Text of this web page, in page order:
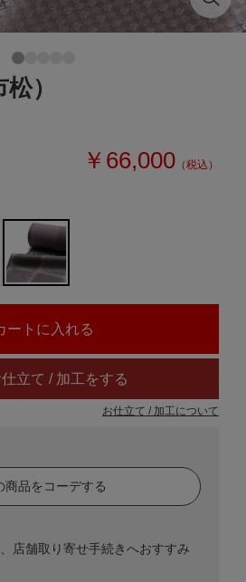
）
￥66,000 （税込）
立て / 加工をする
お仕立て / 加工について
商品をコーデする
店舗取り寄せ手続きへおすすみ